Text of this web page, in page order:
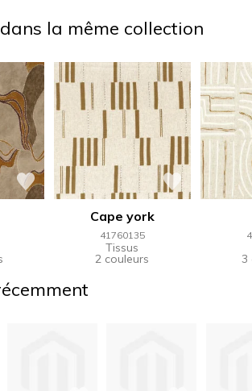
la même collection
Cape york
41760135
Tissus
2 couleurs 3